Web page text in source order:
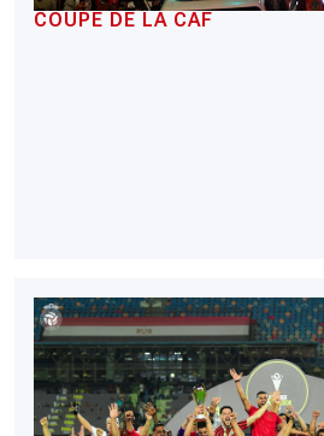
COUPE DE LA CAF